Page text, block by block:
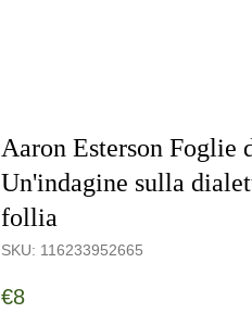
Aaron Esterson Foglie
Un'indagine sulla
follia
SKU: 116233952665
€8